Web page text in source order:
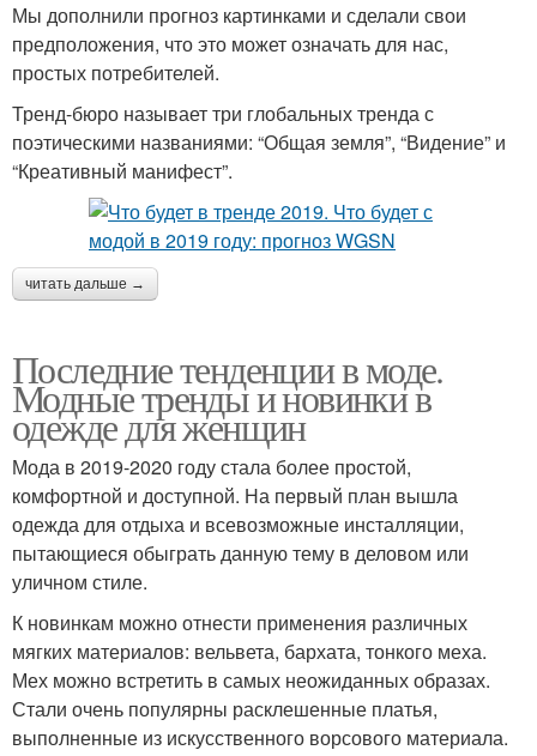
Мы дополнили прогноз картинками и сделали свои
предположения, что это может означать для нас,
простых потребителей.
Тренд-бюро называет три глобальных тренда с
поэтическими названиями: “Общая земля”, “Видение” и
“Креативный манифест”.
читать дальше →
Последние тенденции в моде.
Модные тренды и новинки в
одежде для женщин
Мода в 2019-2020 году стала более простой,
комфортной и доступной. На первый план вышла
одежда для отдыха и всевозможные инсталляции,
пытающиеся обыграть данную тему в деловом или
уличном стиле.
К новинкам можно отнести применения различных
мягких материалов: вельвета, бархата, тонкого меха.
Мех можно встретить в самых неожиданных образах.
Стали очень популярны расклешенные платья,
выполненные из искусственного ворсового материала.